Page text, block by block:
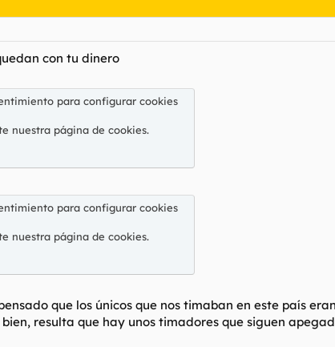
con tu dinero
para configurar cookies
nuestra página de cookies.
para configurar cookies
nuestra página de cookies.
que los únicos que nos timaban en este país
resulta que hay unos timadores que siguen